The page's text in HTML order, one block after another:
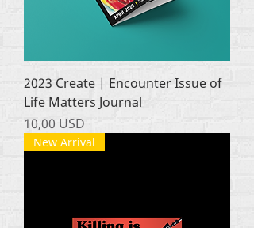
2023 Create | Encounter Issue of
Life Matters Journal
Ціна
10,00 USD
New Arrival